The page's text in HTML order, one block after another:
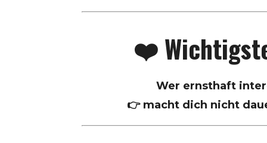
❤️
Wer ernsthaft
👉 macht dich nicht